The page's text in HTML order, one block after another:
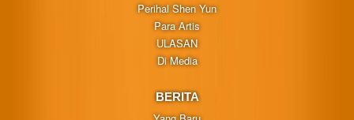
Perihal Shen Yun
Para Artis
ULASAN
Di Media
BERITA